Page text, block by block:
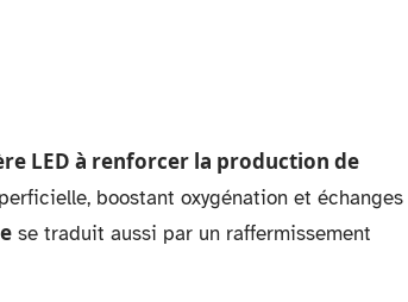
LED à renforcer la production de
boostant oxygénation et échanges
se traduit aussi par un raffermissement